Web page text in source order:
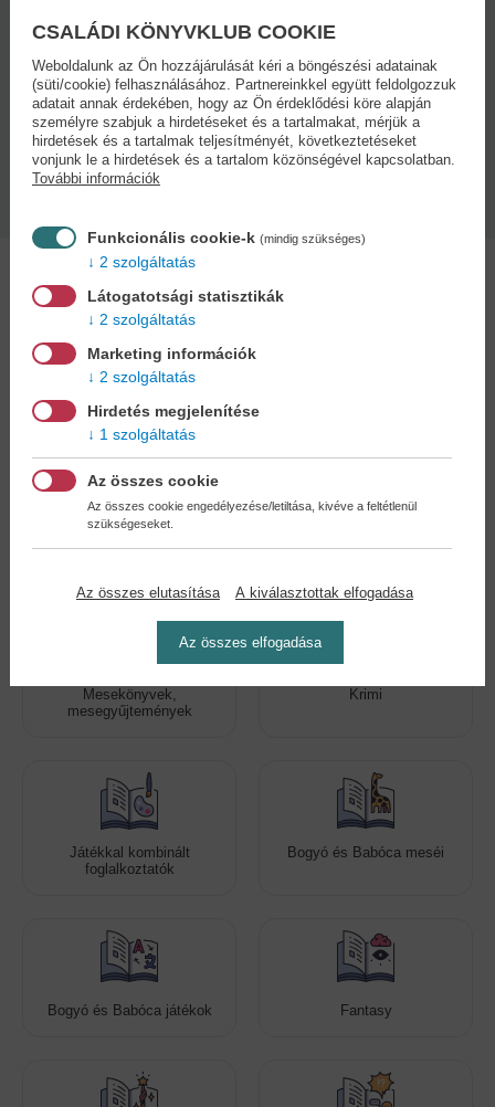
Kötve
14 oldal
Kiadás dátuma:
2024
Méret:
20 x 19 cm
Könyv műfaj:
Kedvenc kategóriák
kiadvány!
Mesekönyvek,
mesegyűjtemények
Krimi
Játékkal kombinált
foglalkoztatók
Bogyó és Babóca meséi
Bogyó és Babóca játékok Fantasy
CSALÁDI KÖNYVKLUB COOKIE
Weboldalunk az Ön hozzájárulását kéri a böngészési adatainak
(süti/cookie) felhasználásához. Partnereinkkel együtt feldolgozzuk
adatait annak érdekében, hogy az Ön érdeklődési köre alapján
személyre szabjuk a hirdetéseket és a tartalmakat, mérjük a
hirdetések és a tartalmak teljesítményét, következtetéseket
vonjunk le a hirdetések és a tartalom közönségével kapcsolatban.
További információk
Funkcionális cookie-k (mindig szükséges)
2 szolgáltatás
Látogatotsági statisztikák
2 szolgáltatás
Marketing információk
2 szolgáltatás
Hirdetés megjelenítése
1 szolgáltatás
Az összes cookie
Az összes cookie engedélyezése/letiltása, kivéve a feltétlenül
szükségeseket.
Az összes elutasítása A kiválasztottak elfogadása
Az összes elfogadása